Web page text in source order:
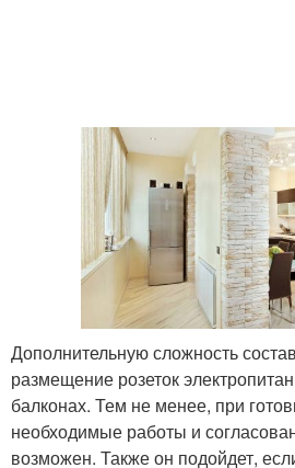
Дополнительную сложность
размещение розеток
балконах. Тем не менее, при
необходимые работы и
возможен. Также он подойдет,